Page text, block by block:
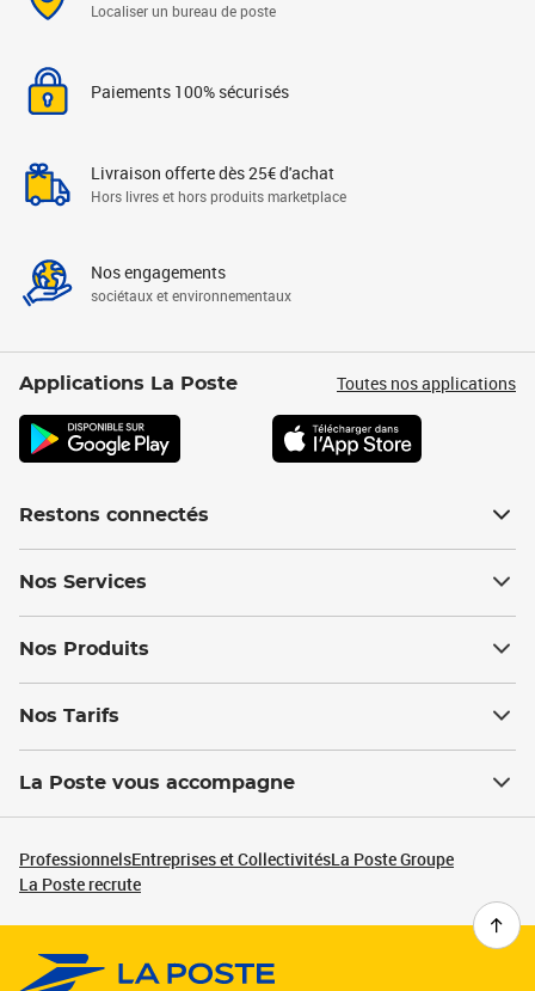
Localiser un bureau de poste
Paiements 100% sécurisés
Livraison offerte dès 25€ d'achat
Hors livres et hors produits marketplace
Nos engagements
sociétaux et environnementaux
Applications La Poste Toutes nos applications
Restons connectés
Nos Services
Nos Produits
Nos Tarifs
La Poste vous accompagne
ProfessionnelsEntreprises et CollectivitésLa Poste Groupe
La Poste recrute